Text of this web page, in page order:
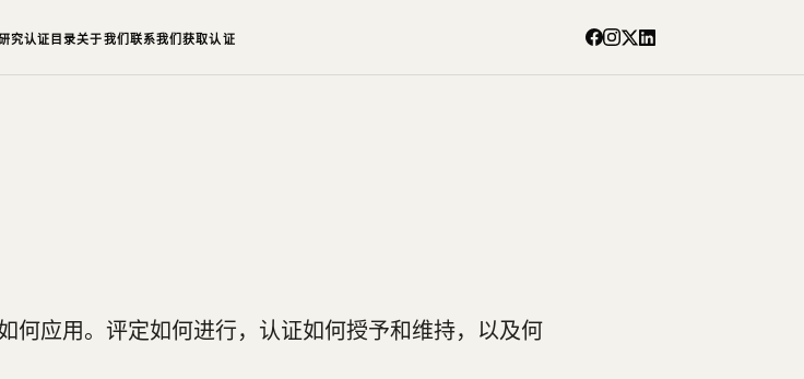
究认证目录关于我们联系我们获取认证
何应用。评定如何进行，认证如何授予和维持，以及何